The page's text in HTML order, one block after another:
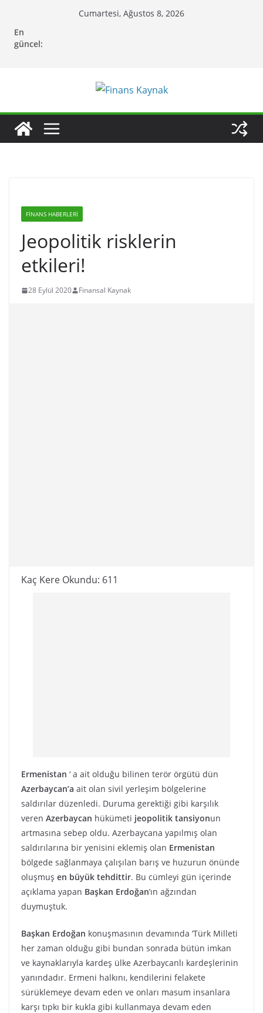
content
Cumartesi, Ağustos 8, 2026
En
güncel:
FINANS HABERLERI
Jeopolitik risklerin
etkileri!
28 Eylül 2020 Finansal Kaynak
Kaç Kere Okundu: 611
Ermenistan ‘ a ait olduğu bilinen terör örgütü dün
Azerbaycan’a ait olan sivil yerleşim bölgelerine
saldırılar düzenledi. Duruma gerektiği gibi karşılık
veren Azerbaycan hükümeti jeopolitik tansiyonun
artmasına sebep oldu. Azerbaycana yapılmış olan
saldırılarına bir yenisini eklemiş olan Ermenistan
bölgede sağlanmaya çalışılan barış ve huzurun önünde
oluşmuş en büyük tehdittir. Bu cümleyi gün içerinde
açıklama yapan Başkan Erdoğan’ın ağzından
duymuştuk.
Başkan Erdoğan konuşmasının devamında ‘Türk Milleti
her zaman olduğu gibi bundan sonrada bütün imkan
ve kaynaklarıyla kardeş ülke Azerbaycanlı kardeşlerinin
yanındadır. Ermeni halkını, kendilerini felakete
sürüklemeye devam eden ve onları masum insanlara
karşı tıpkı bir kukla gibi kullanmaya devam eden